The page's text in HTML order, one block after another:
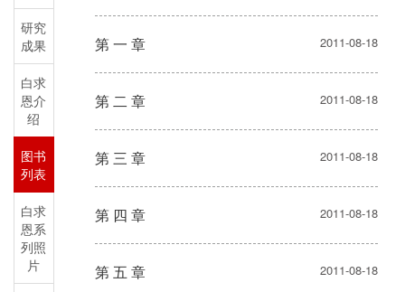
研究
成果
白求
恩介
绍
图书
列表
白求
恩系
列照
片
第 一 章 2011-08-18
第 二 章 2011-08-18
第 三 章 2011-08-18
第 四 章 2011-08-18
第 五 章 2011-08-18